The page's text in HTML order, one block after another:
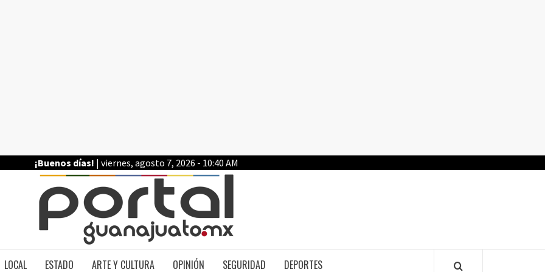
¡Buenos días! | viernes, agosto 7, 2026 - 10:40 AM
LOCAL ESTADO ARTE Y CULTURA OPINIÓN SEGURIDAD DEPORTES